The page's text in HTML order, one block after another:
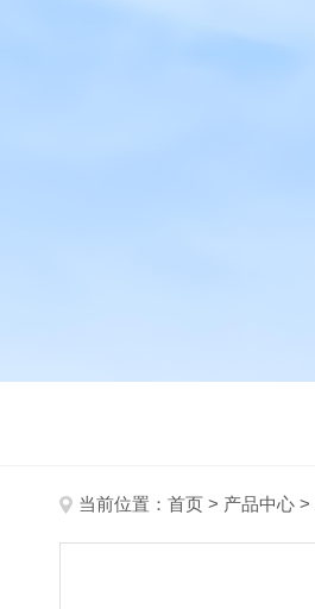
当前位置： 首页 > 产品中心 >